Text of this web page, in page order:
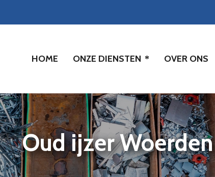
HOME ONZE DIENSTEN OVER ONS
Oud ijzer Woerden